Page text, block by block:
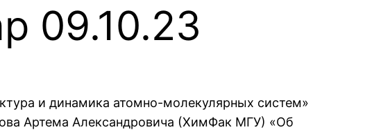
09.10.23
и динамика атомно-молекулярных систем»
Артема Александровича (ХимФак МГУ) «Об